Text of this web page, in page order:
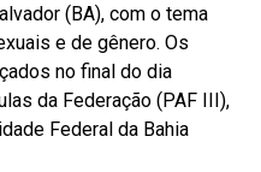
(BA), com o tema
e de gênero. Os
no final do dia
da Federação (PAF III),
Federal da Bahia